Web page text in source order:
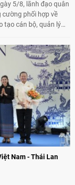
5/8, lãnh đạo quân
phối hợp về
tạo cán bộ, quản lý
Việt Nam - Lào.
Nam - Thái Lan